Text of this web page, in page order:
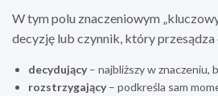
W tym polu znaczeniowym
decyzję lub czynnik, który przesądza
decydujący– najbliższy w znaczeniu,
rozstrzygający– podkreśla sam